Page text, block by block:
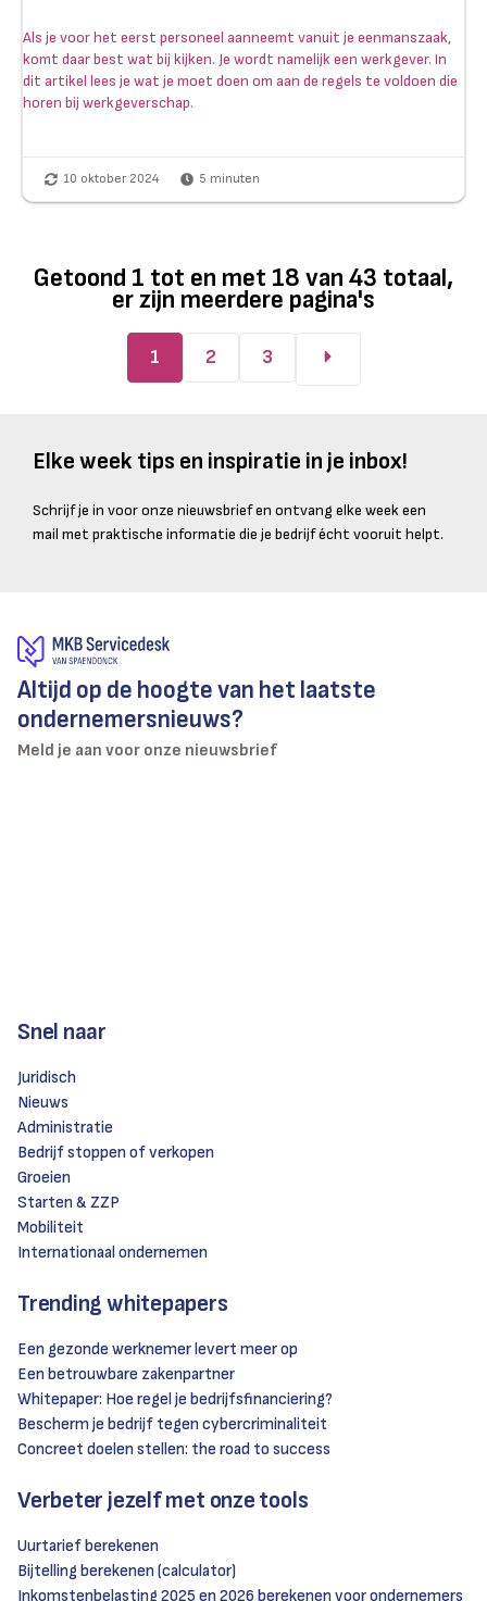
Als je voor het eerst personeel aanneemt vanuit je eenmanszaak,
komt daar best wat bij kijken. Je wordt namelijk een werkgever. In
dit artikel lees je wat je moet doen om aan de regels te voldoen die
horen bij werkgeverschap.
10 oktober 2024 5 minuten
Getoond 1 tot en met 18 van 43 totaal,
er zijn meerdere pagina's
1 2 3
Elke week tips en inspiratie in je inbox!
Schrijf je in voor onze nieuwsbrief en ontvang elke week een
mail met praktische informatie die je bedrijf écht vooruit helpt.
Altijd op de hoogte van het laatste
ondernemersnieuws?
Meld je aan voor onze nieuwsbrief
Snel naar
Juridisch
Nieuws
Administratie
Bedrijf stoppen of verkopen
Groeien
Starten & ZZP
Mobiliteit
Internationaal ondernemen
Trending whitepapers
Een gezonde werknemer levert meer op
Een betrouwbare zakenpartner
Whitepaper: Hoe regel je bedrijfsfinanciering?
Bescherm je bedrijf tegen cybercriminaliteit
Concreet doelen stellen: the road to success
Verbeter jezelf met onze tools
Uurtarief berekenen
Bijtelling berekenen (calculator)
Inkomstenbelasting 2025 en 2026 berekenen voor ondernemers